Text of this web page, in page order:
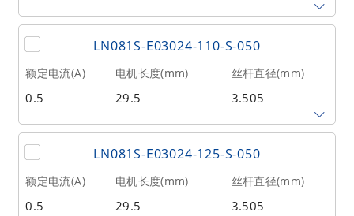
2 1.6 0.04
丝杆导程(mm) 丝杆长度(mm) 额定推力(N
@300RPM)
相数 转子惯量(g•cm²) 重量(kg)
2 1.6 0.04
LN081S-E03024-110-S-050
额定电流(A) 电机长度(mm) 丝杆直径(mm)
0.5 29.5 3.505
丝杆导程(mm) 丝杆长度(mm) 额定推力(N
@300RPM)
相数 转子惯量(g•cm²) 重量(kg)
LN081S-E03024-125-S-050
额定电流(A) 电机长度(mm) 丝杆直径(mm)
0.5 29.5 3.505